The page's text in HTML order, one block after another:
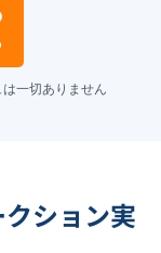
一切ありません
ション実